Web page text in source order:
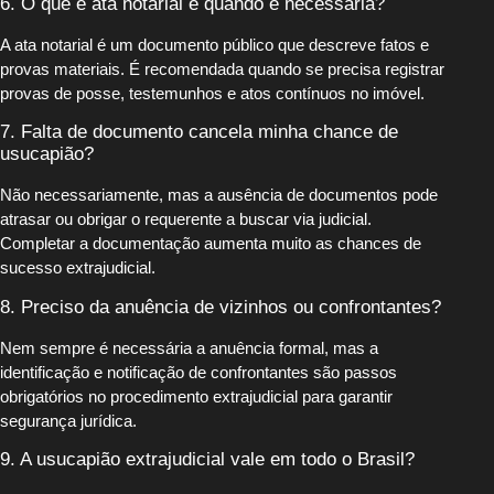
A ata notarial é um documento público que descreve fatos e
provas materiais. É recomendada quando se precisa registrar
provas de posse, testemunhos e atos contínuos no imóvel.
7. Falta de documento cancela minha chance de
usucapião?
Não necessariamente, mas a ausência de documentos pode
atrasar ou obrigar o requerente a buscar via judicial.
Completar a documentação aumenta muito as chances de
sucesso extrajudicial.
8. Preciso da anuência de vizinhos ou confrontantes?
Nem sempre é necessária a anuência formal, mas a
identificação e notificação de confrontantes são passos
obrigatórios no procedimento extrajudicial para garantir
segurança jurídica.
9. A usucapião extrajudicial vale em todo o Brasil?